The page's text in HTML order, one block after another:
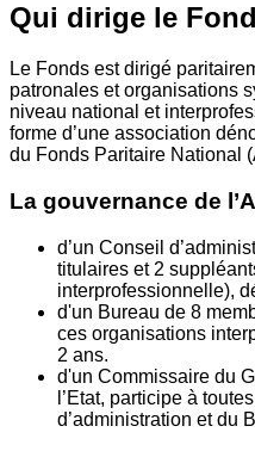
Qui dirige le
Le Fonds est dirigé
patronales et organisations
niveau national et
forme d’une association
du Fonds Paritaire National
La gouvernance de
d’un Conseil
titulaires et 2
interprofessionnelle),
d'un Bureau de 8
ces organisations
2 ans.
d'un Commissaire du
l’Etat, participe à
d’administration et du